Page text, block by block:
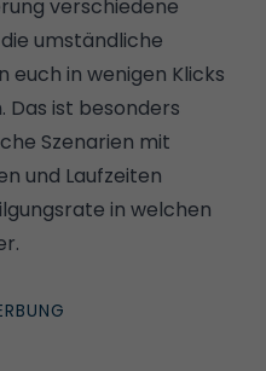
verschiedene
umständliche
euch in wenigen Klicks
Das ist besonders
Szenarien mit
und Laufzeiten
in welchen
.